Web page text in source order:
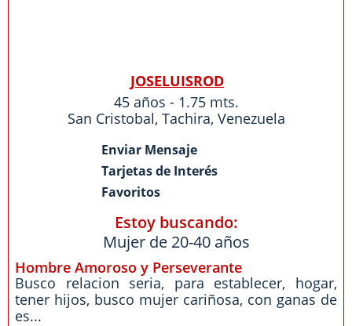
JOSELUISROD
45 años - 1.75 mts.
San Cristobal, Tachira, Venezuela
Enviar Mensaje
Tarjetas de Interés
Favoritos
Estoy buscando:
Mujer de 20-40 años
Hombre Amoroso y Perseverante
Busco relacion seria, para establecer, hogar,
tener hijos, busco mujer cariñosa, con ganas de
es...